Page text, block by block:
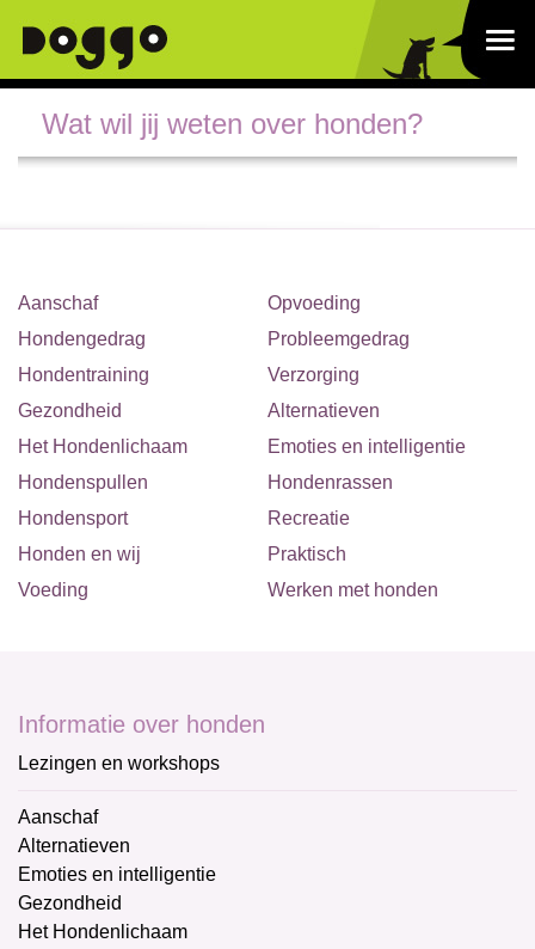
Wat wil jij weten over honden?
Aanschaf
Opvoeding
Hondengedrag
Probleemgedrag
Hondentraining
Verzorging
Gezondheid
Alternatieven
Het Hondenlichaam
Emoties en intelligentie
Hondenspullen
Hondenrassen
Hondensport
Recreatie
Honden en wij
Praktisch
Voeding
Werken met honden
Informatie over honden
Lezingen en workshops
Aanschaf
Alternatieven
Emoties en intelligentie
Gezondheid
Het Hondenlichaam